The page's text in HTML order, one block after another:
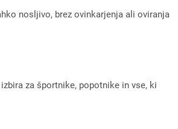
nosljivo, brez ovinkarjenja ali oviranja
za športnike, popotnike in vse, ki